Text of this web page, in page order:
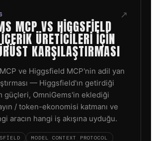
↗
MCP VS HIGGSFIELD
ÜRETICILERI IÇIN
KARŞILAŞTIRMASI
ve Higgsfield MCP'nin adil yan
— Higgsfield'ın getirdiği
güçleri, OmniGems'in eklediği
/ token-ekonomisi katmanı ve
aracın hangi iş akışına uyduğu.
MODEL CONTEXT PROTOCOL